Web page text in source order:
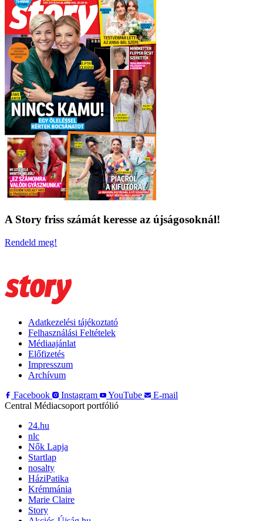
A Story friss számát keresse az újságosoknál!
Rendeld meg!
Adatkezelési tájékoztató
Felhasználási Feltételek
Médiaajánlat
Előfizetés
Impresszum
Archívum
Facebook
Instagram YouTube
E-mail
Central Médiacsoport portfólió
24.hu
nlc
Nők Lapja
Startlap
nosalty
HáziPatika
Krémmánia
Marie Claire
Story